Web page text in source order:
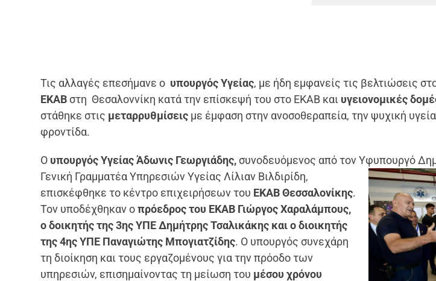
Τις αλλαγές επεσήμανε ο υπουργός Υγείας, με ήδη εμφανείς τις βελτιώσεις
ΕΚΑΒ στη Θεσαλοννίκη κατά την επίσκεψή του στο ΕΚΑΒ και υγειονομικές
στάθηκε στις μεταρρυθμίσεις με έμφαση στην ανοσοθεραπεία, την ψυχική υγεία
φροντίδα.
Ο υπουργός Υγείας Άδωνις Γεωργιάδης, συνοδευόμενος από τον Υφυπουργό
Γενική ΓραμματέαΥπηρεσιών Υγείας Λίλιαν Βιλδιρίδη,
επισκέφθηκε το κέντρο επιχειρήσεων του ΕΚΑΒ Θεσσαλονίκης.
Τον υποδέχθηκαν οπρόεδρος του ΕΚΑΒ Γιώργος Χαραλάμπους,
ο δοικητής της 3ης ΥΠΕ Δημήτρης Τσαλικάκης και ο διοικητής
της 4ης ΥΠΕ Παναγιώτης Μπογιατζίδης. Ο υπουργός συνεχάρη
τη διοίκηση και τους εργαζομένους για την πρόοδο των
υπηρεσιών, επισημαίνοντας τη μείωση του μέσου χρόνου